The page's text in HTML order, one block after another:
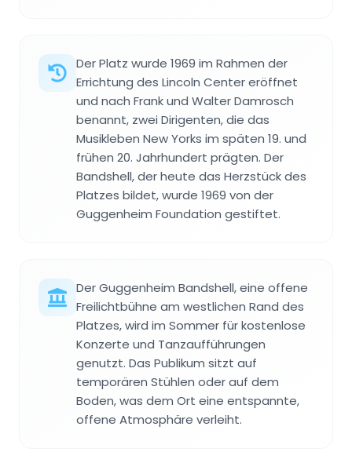
Der Platz wurde 1969 im Rahmen der
Errichtung des Lincoln Center eröffnet
und nach Frank und Walter Damrosch
benannt, zwei Dirigenten, die das
Musikleben New Yorks im späten 19. und
frühen 20. Jahrhundert prägten. Der
Bandshell, der heute das Herzstück des
Platzes bildet, wurde 1969 von der
Guggenheim Foundation gestiftet.
Der Guggenheim Bandshell, eine offene
Freilichtbühne am westlichen Rand des
Platzes, wird im Sommer für kostenlose
Konzerte und Tanzaufführungen
genutzt. Das Publikum sitzt auf
temporären Stühlen oder auf dem
Boden, was dem Ort eine entspannte,
offene Atmosphäre verleiht.